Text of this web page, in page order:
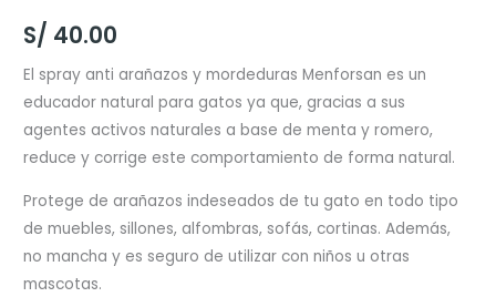
S/ 40.00
El spray anti arañazos y mordeduras Menforsan es un
educador natural para gatos ya que, gracias a sus
agentes activos naturales a base de menta y romero,
reduce y corrige este comportamiento de forma natural.
Protege de arañazos indeseados de tu gato en todo tipo
de muebles, sillones, alfombras, sofás, cortinas. Además,
no mancha y es seguro de utilizar con niños u otras
mascotas.